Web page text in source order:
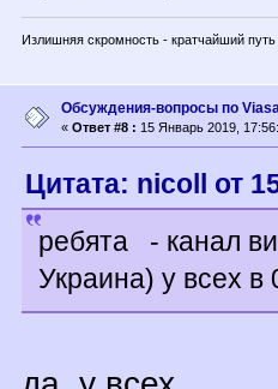
Излишняя скромность - кратчайший путь
Обсуждения-вопросы по
« Ответ #8 : 15 Январь 2019,
Цитата: nicoll от
ребята - канал
Украина) у всех